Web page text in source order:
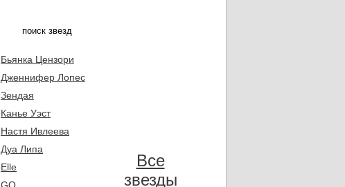
Бьянка Цензори
Дженнифер Лопес
Зендая
Канье Уэст
Настя Ивлеева
Дуа Липа
Elle
Все
звезды